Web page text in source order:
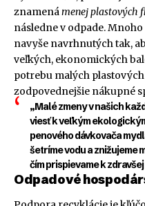
znamenámenej plastových
následne v odpade.
navyše navrhnutých tak,
veľkých, ekonomických
potrebu malých
zodpovednejšie nákupné
„Malé zmeny v našich
viesť k veľkým
penového dávkovača
šetríme vodu a znižujeme
čím prispievame k
Odpadové